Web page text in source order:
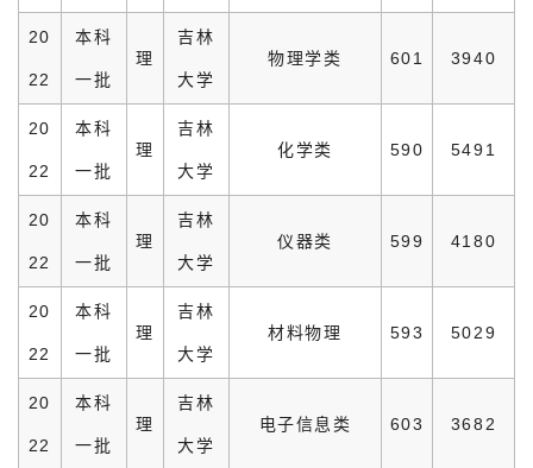
20
22
本科
一批
理
吉林
大学
物理学类 601 3940
20
22
本科
一批
理
吉林
大学
化学类 590 5491
20
22
本科
一批
理
吉林
大学
仪器类 599 4180
20
22
本科
一批
理
吉林
大学
材料物理 593 5029
20
22
本科
一批
理
吉林
大学
电子信息类 603 3682